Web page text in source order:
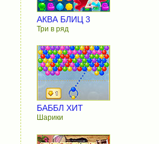
АКВА БЛИЦ 3
Три в ряд
БАББЛ ХИТ
Шарики